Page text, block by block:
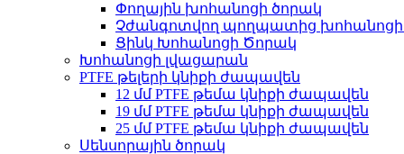
Փողային խոհանոցի ծորակ
Չժանգոտվող պողպատից խոհանոցի
Ցինկ Խոհանոցի Ծորակ
Խոհանոցի լվացարան
PTFE թելերի կնիքի ժապավեն
12 մմ PTFE թեմա կնիքի ժապավեն
19 մմ PTFE թեմա կնիքի ժապավեն
25 մմ PTFE թեմա կնիքի ժապավեն
Սենսորային ծորակ